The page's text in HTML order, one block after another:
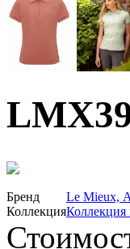
50%
Бренд
Le Mieux,
КоллекцияКоллекция